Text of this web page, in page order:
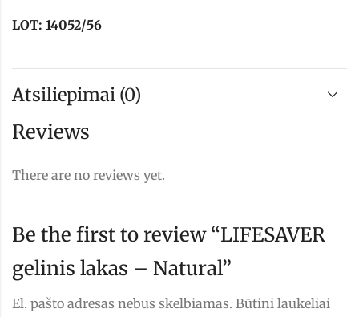
LOT: 14052/56
Atsiliepimai (0)
Reviews
There are no reviews yet.
Be the first to review “LIFESAVER
gelinis lakas – Natural”
El. pašto adresas nebus skelbiamas. Būtini laukeliai